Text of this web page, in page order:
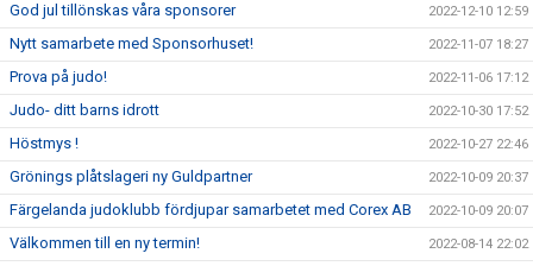
God jul tillönskas våra sponsorer 2022-12-10 12:59
Nytt samarbete med Sponsorhuset! 2022-11-07 18:27
Prova på judo! 2022-11-06 17:12
Judo- ditt barns idrott 2022-10-30 17:52
Höstmys ! 2022-10-27 22:46
Grönings plåtslageri ny Guldpartner 2022-10-09 20:37
Färgelanda judoklubb fördjupar samarbetet med Corex AB 2022-10-09 20:07
Välkommen till en ny termin! 2022-08-14 22:02